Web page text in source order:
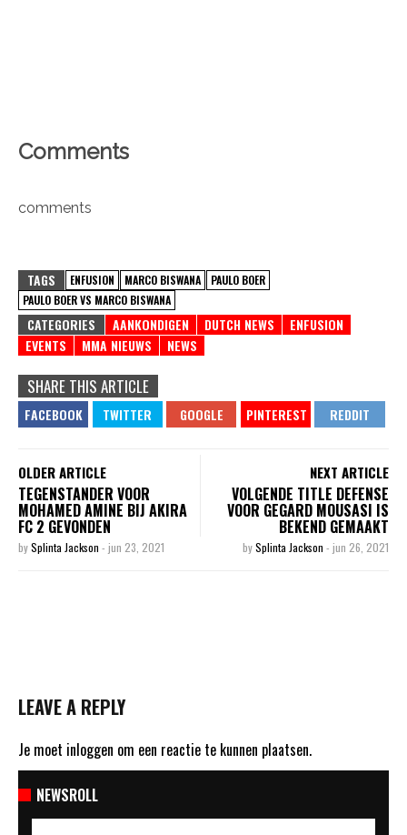
Comments
comments
TAGS ENFUSION MARCO BISWANA
PAULO BOER
PAULO BOER VS MARCO BISWANA
CATEGORIES AANKONDIGEN DUTCH NEWS
ENFUSION
EVENTS
MMA NIEUWS NEWS
SHARE THIS ARTICLE
OLDER ARTICLE
TEGENSTANDER VOOR
MOHAMED AMINE BIJ AKIRA
FC 2 GEVONDEN
bySplinta Jackson - jun 23, 2021
NEXT ARTICLE
VOLGENDE TITLE DEFENSE
VOOR GEGARD MOUSASI IS
BEKEND GEMAAKT
bySplinta Jackson - jun 26, 2021
LEAVE A REPLY
Je moet inloggen om een reactie te kunnen plaatsen.
NEWSROLL